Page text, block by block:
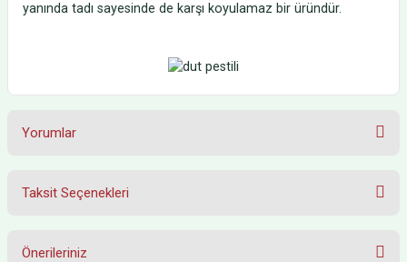
yanında tadı sayesinde de karşı koyulamaz bir üründür.
Yorumlar
Taksit Seçenekleri
Önerileriniz